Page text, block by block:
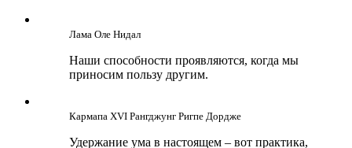
Лама Оле Нидал
Наши способности проявляются, когда мы
приносим пользу другим.
Кармапа ХVI Рангджунг Ригпе Дордже
Удержание ума в настоящем – вот практика,